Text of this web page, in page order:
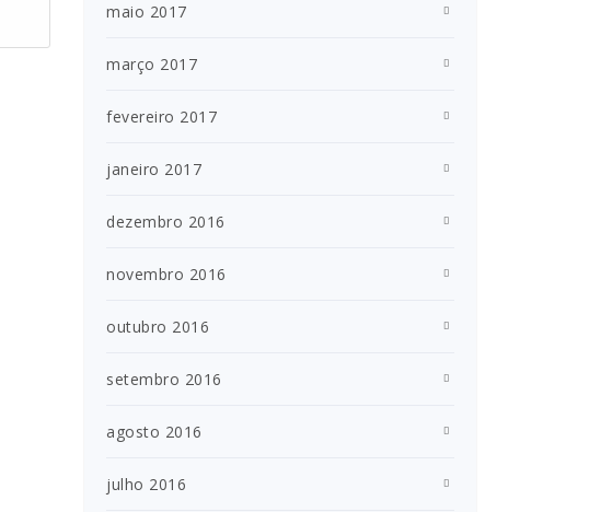
maio 2017
março 2017
fevereiro 2017
janeiro 2017
dezembro 2016
novembro 2016
outubro 2016
setembro 2016
agosto 2016
julho 2016